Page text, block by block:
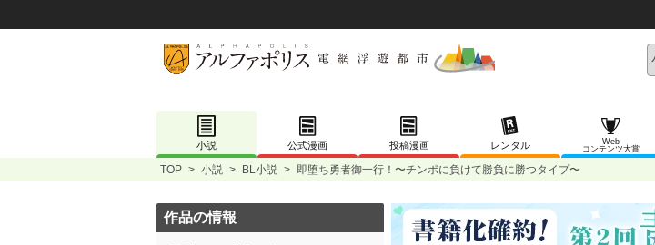
小説 公式漫画 投稿漫画 レンタル
Web
コンテンツ大賞
TOP > 小説 > BL小説 > 即堕ち勇者御一行！〜チンポに負けて勝負に勝つタイプ〜
作品の情報